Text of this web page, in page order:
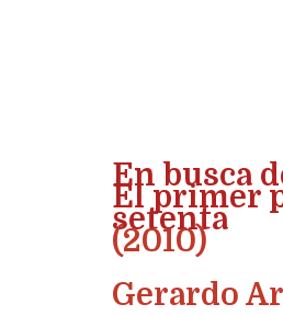
En busca
El primer
setenta
(2010)
Gerardo